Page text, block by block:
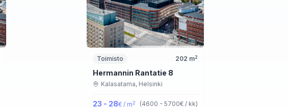
Toimisto 202 m2
Hermannin Rantatie 8
Kalasatama, Helsinki
23 - 28€ / m2 (4600 - 5700€ / kk)